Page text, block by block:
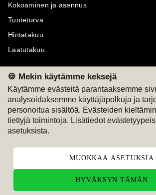
🍪 Mekin käytämme keksejä
Käytämme evästeitä parantaaksemme
analysoidaksemme käyttäjäpolkuja ja
personoitua sisältöä. Evästeiden
tiettyjä toimintoja. Lisätiedot
asetuksista.
MUOKKAA ASETUKSIA
HYVÄKSYN TÄMÄN
Kokoaminen ja asennus
Tuoteturva
Hintatakuu
Laatutakuu
Maksutavat
M
Seuraa